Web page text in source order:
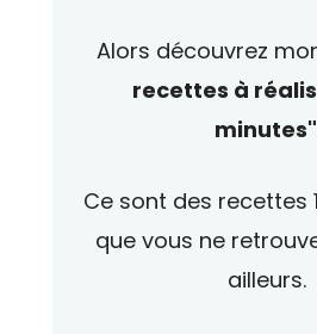
Alors découvrez
recettes à
minutes"
Ce sont des recettes
que vous ne
ailleurs.